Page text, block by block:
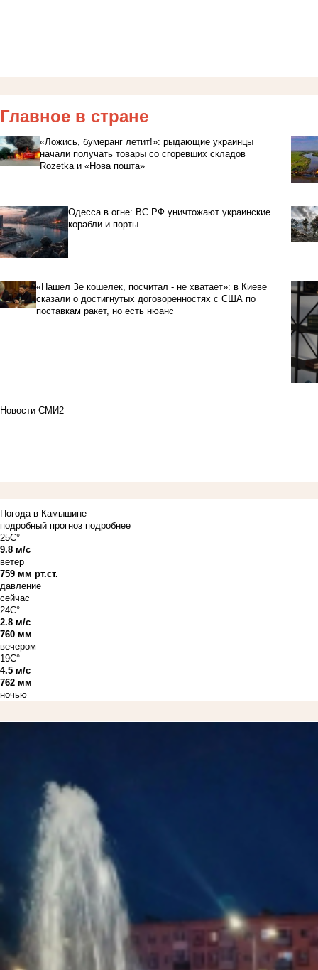
Главное в стране
«Ложись, бумеранг летит!»: рыдающие украинцы
начали получать товары со сгоревших складов
Rozetka и «Нова пошта»
Одесса в огне: ВС РФ уничтожают украинские
корабли и порты
«Нашел Зе кошелек, посчитал - не хватает»: в Киеве
сказали о достигнутых договоренностях с США по
поставкам ракет, но есть нюанс
Новости СМИ2
Погода в Камышине
подробный прогноз подробнее
25C°
9.8 м/с
ветер
759 мм рт.ст.
давление
сейчас
24C°
2.8 м/с
760 мм
вечером
19C°
4.5 м/с
762 мм
ночью